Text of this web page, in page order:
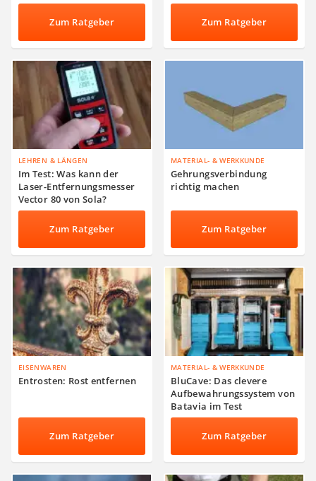
Zum Ratgeber Zum Ratgeber
LEHREN & LÄNGEN
Im Test: Was kann der
Laser-Entfernungsmesser
Vector 80 von Sola?
Zum Ratgeber
MATERIAL- & WERKKUNDE
Gehrungsverbindung
richtig machen
Zum Ratgeber
EISENWAREN
Entrosten: Rost entfernen
Zum Ratgeber
MATERIAL- & WERKKUNDE
BluCave: Das clevere
Aufbewahrungssystem von
Batavia im Test
Zum Ratgeber